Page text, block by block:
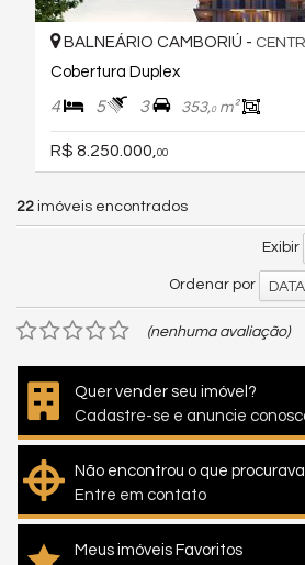
BALNEÁRIO CAMBORIÚ -
Cobertura Duplex
4 5 3 353,0m²
R$ 8.250.000,00
22 imóveis encontrados
Exibir
Ordenar por
(nenhuma avaliação)
Quer vender seu imóvel?
Cadastre-se e anuncie
Não encontrou o que
Entre em contato
Meus imóveis Favoritos